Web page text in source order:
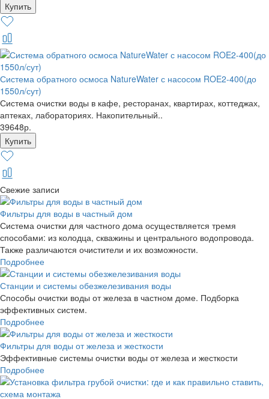
Система обратного осмоса NatureWater с насосом ROE2-400(до
1550л/сут)
Система очистки воды в кафе, ресторанах, квартирах, коттеджах,
аптеках, лабораториях. Накопительный..
39648р.
Свежие записи
Фильтры для воды в частный дом
Система очистки для частного дома осуществляется тремя
способами: из колодца, скважины и центрального водопровода.
Также различаются очистители и их возможности.
Подробнее
Станции и системы обезжелезивания воды
Способы очистки воды от железа в частном доме. Подборка
эффективных систем.
Подробнее
Фильтры для воды от железа и жесткости
Эффективные системы очистки воды от железа и жесткости
Подробнее